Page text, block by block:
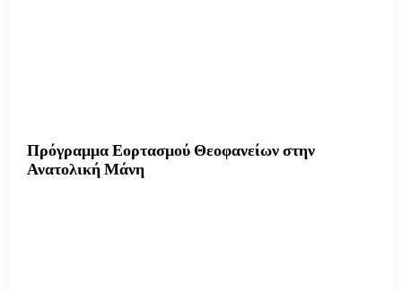
Πρόγραμμα Εορτασμού Θεοφανείων στην
Ανατολική Μάνη